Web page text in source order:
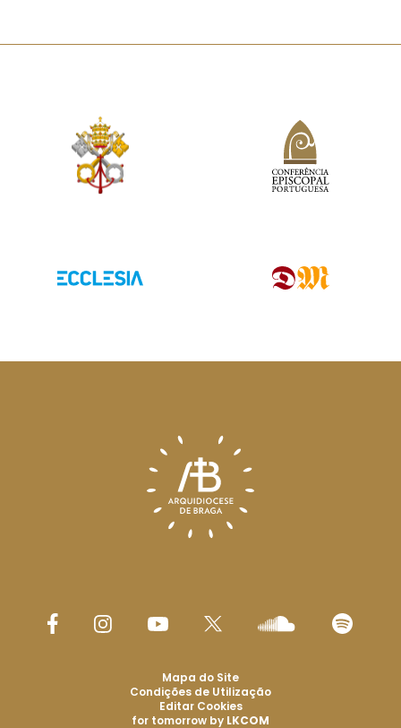
Mapa do Site
Condições de Utilização
Editar Cookies
for tomorrow by LKCOM